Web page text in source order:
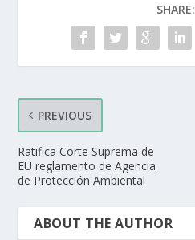
SHARE:
PREVIOUS
Ratifica Corte Suprema de
EU reglamento de Agencia
de Protección Ambiental
ABOUT THE AUTHOR